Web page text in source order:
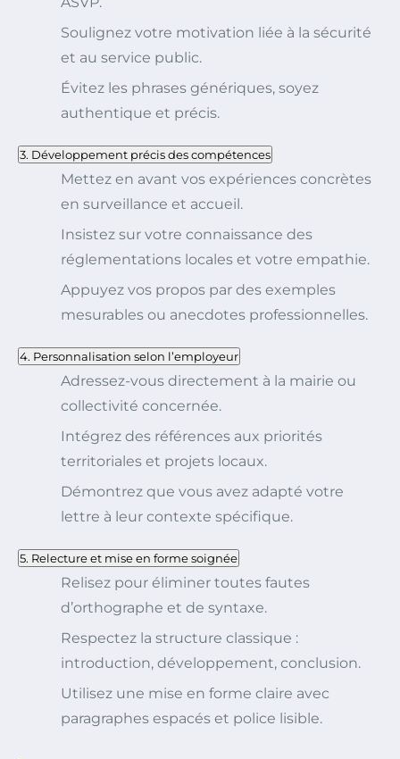
Soulignez votre motivation liée à la sécurité
et au service public.
Évitez les phrases génériques, soyez
authentique et précis.
3. Développement précis des compétences
Mettez en avant vos expériences concrètes
en surveillance et accueil.
Insistez sur votre connaissance des
réglementations locales et votre empathie.
Appuyez vos propos par des exemples
mesurables ou anecdotes professionnelles.
4. Personnalisation selon l’employeur
Adressez-vous directement à la mairie ou
collectivité concernée.
Intégrez des références aux priorités
territoriales et projets locaux.
Démontrez que vous avez adapté votre
lettre à leur contexte spécifique.
5. Relecture et mise en forme soignée
Relisez pour éliminer toutes fautes
d’orthographe et de syntaxe.
Respectez la structure classique :
introduction, développement, conclusion.
Utilisez une mise en forme claire avec
paragraphes espacés et police lisible.